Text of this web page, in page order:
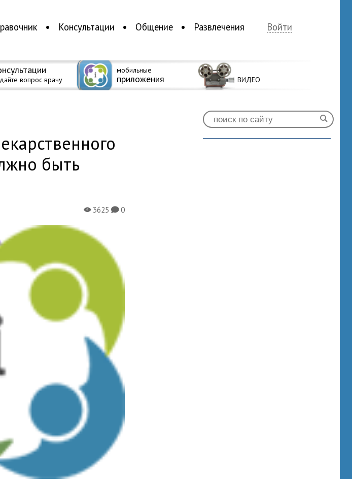
Консультации Общение Развлечения Войти
вопрос врачу
мобильные
приложения ВИДЕО
быть
X3625K0